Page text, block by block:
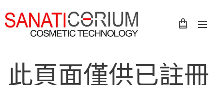
此頁面僅供已註冊